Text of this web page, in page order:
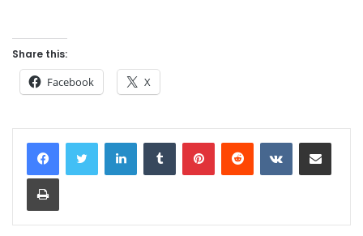
Share this:
Facebook X
LinkedInTumblr PinterestReddit VKontakteShare via Email
Print